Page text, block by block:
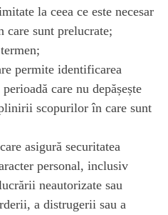
la ceea ce este necesar
care sunt prelucrate;
permite identificarea
care nu depășește
scopurilor în care sunt
asigură securitatea
personal, inclusiv
neautorizate sau
a distrugerii sau a